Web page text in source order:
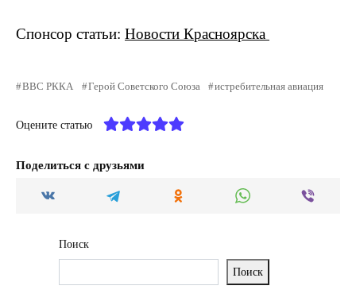
Спонсор статьи: Новости Красноярска
ВВС РККА Герой Советского Союза истребительная авиация
Оцените статью
Поделиться с друзьями
Поиск
Поиск